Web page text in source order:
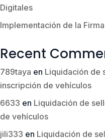
Digitales
Implementación de la
Recent
789taya en Liquidación de
inscripción de vehículos
6633 en Liquidación de
de vehículos
jili333 en Liquidación de